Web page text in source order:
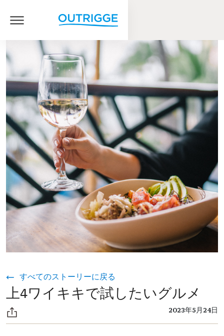
すべてのストーリーに戻る
上4ワイキキで試したいグルメ
2023年5月24日